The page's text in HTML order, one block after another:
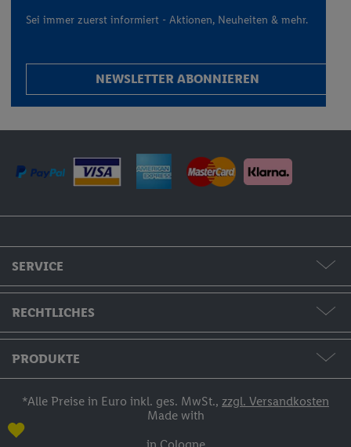
Sei immer zuerst informiert - Aktionen, Neuheiten & mehr.
NEWSLETTER ABONNIEREN
SERVICE
Hilfe & Kontakt
Bestellstatus
Zahlung
RECHTLICHES
PRODUKTE
Fotos & Grußkarten
Fotobücher
*Alle Preise in Euro inkl. ges. MwSt., zzgl. Versandkosten
Made with
in Cologne